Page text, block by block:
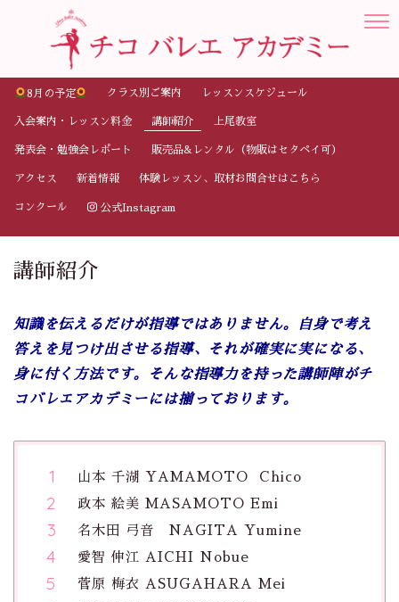
8月の予定 クラス別ご案内 レッスンスケジュール
入会案内・レッスン料金 講師紹介 上尾教室
発表会・勉強会レポート 販売品&レンタル（物販はセタペイ可）
アクセス 新着情報 体験レッスン、取材お問合せはこちら
コンクール 公式Instagram
講師紹介
知識を伝えるだけが指導ではありません。自身で考え
答えを見つけ出させる指導、それが確実に実になる、
身に付く方法です。そんな指導力を持った講師陣がチ
コバレエアカデミーには揃っております。
山本 千湖 YAMAMOTO Chico
政本 絵美 MASAMOTO Emi
名木田 弓音 NAGITA Yumine
愛智 伸江 AICHI Nobue
菅原 梅衣 ASUGAHARA Mei